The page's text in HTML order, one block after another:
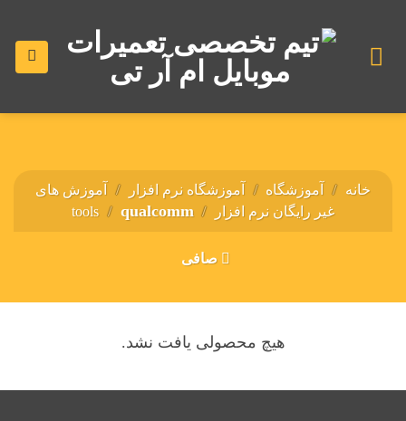
محتوا
خانه / آموزشگاه / آموزشگاه نرم افزار / آموزش های
غیر رایگان نرم افزار
/
tools / qualcomm
صافی
هیچ محصولی یافت نشد.